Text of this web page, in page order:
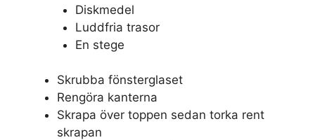
Diskmedel
Luddfria trasor
En stege
Skrubba fönsterglaset
Rengöra kanterna
Skrapa över toppen sedan torka rent
skrapan